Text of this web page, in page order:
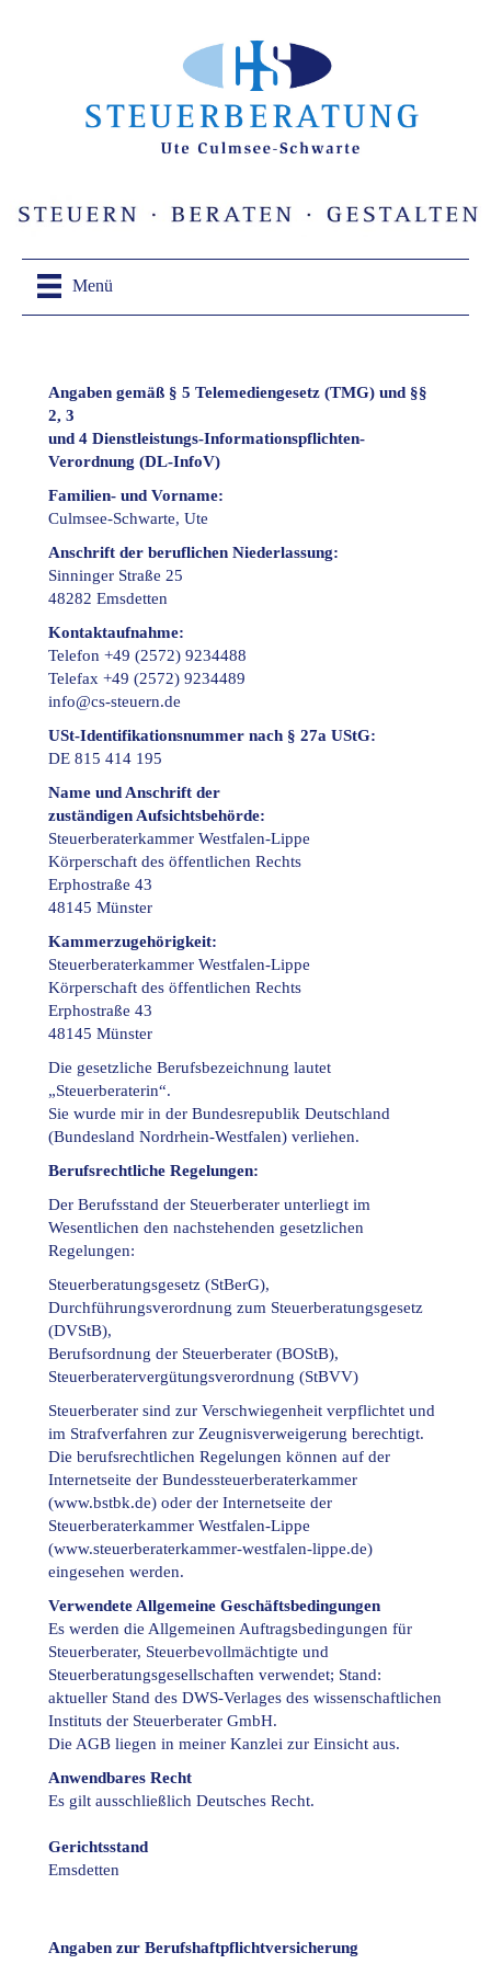
Menü
Angaben gemäß § 5 Telemediengesetz (TMG) und §§
2, 3
und 4 Dienstleistungs-Informationspflichten-
Verordnung (DL-InfoV)
Familien- und Vorname:
Culmsee-Schwarte, Ute
Anschrift der beruflichen Niederlassung:
Sinninger Straße 25
48282 Emsdetten
Kontaktaufnahme:
Telefon +49 (2572) 9234488
Telefax +49 (2572) 9234489
info@cs-steuern.de
USt-Identifikationsnummer nach § 27a UStG:
DE 815 414 195
Name und Anschrift der
zuständigen Aufsichtsbehörde:
Steuerberaterkammer Westfalen-Lippe
Körperschaft des öffentlichen Rechts
Erphostraße 43
48145 Münster
Kammerzugehörigkeit:
Steuerberaterkammer Westfalen-Lippe
Körperschaft des öffentlichen Rechts
Erphostraße 43
48145 Münster
Die gesetzliche Berufsbezeichnung lautet
„Steuerberaterin“.
Sie wurde mir in der Bundesrepublik Deutschland
(Bundesland Nordrhein-Westfalen) verliehen.
Berufsrechtliche Regelungen:
Der Berufsstand der Steuerberater unterliegt im
Wesentlichen den nachstehenden gesetzlichen
Regelungen:
Steuerberatungsgesetz (StBerG),
Durchführungsverordnung zum Steuerberatungsgesetz
(DVStB),
Berufsordnung der Steuerberater (BOStB),
Steuerberatervergütungsverordnung (StBVV)
Steuerberater sind zur Verschwiegenheit verpflichtet und
im Strafverfahren zur Zeugnisverweigerung berechtigt.
Die berufsrechtlichen Regelungen können auf der
Internetseite der Bundessteuerberaterkammer
(www.bstbk.de) oder der Internetseite der
Steuerberaterkammer Westfalen-Lippe
(www.steuerberaterkammer-westfalen-lippe.de)
eingesehen werden.
Verwendete Allgemeine Geschäftsbedingungen
Es werden die Allgemeinen Auftragsbedingungen für
Steuerberater, Steuerbevollmächtigte und
Steuerberatungsgesellschaften verwendet; Stand:
aktueller Stand des DWS-Verlages des wissenschaftlichen
Instituts der Steuerberater GmbH.
Die AGB liegen in meiner Kanzlei zur Einsicht aus.
Anwendbares Recht
Es gilt ausschließlich Deutsches Recht.
Gerichtsstand
Emsdetten
Angaben zur Berufshaftpflichtversicherung